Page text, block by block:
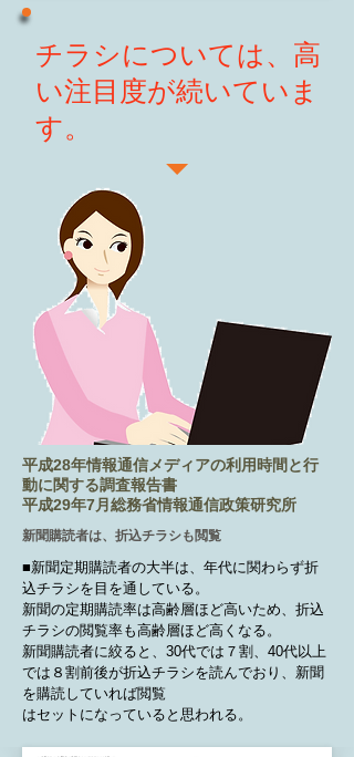
チラシについては、高
い注目度が続いていま
す。
平成28年情報通信メディアの利用時間と行
動に関する調査報告書
平成29年7月総務省情報通信政策研究所
新聞購読者は、折込チラシも閲覧
■新聞定期購読者の大半は、年代に関わらず折
込チラシを目を通している。
新聞の定期購読率は高齢層ほど高いため、折込
チラシの閲覧率も高齢層ほど高くなる。
新聞購読者に絞ると、30代では７割、40代以上
では８割前後が折込チラシを読んでおり、新聞
を購読していれば閲覧
はセットになっていると思われる。